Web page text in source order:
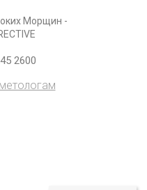
Морщин -
2600